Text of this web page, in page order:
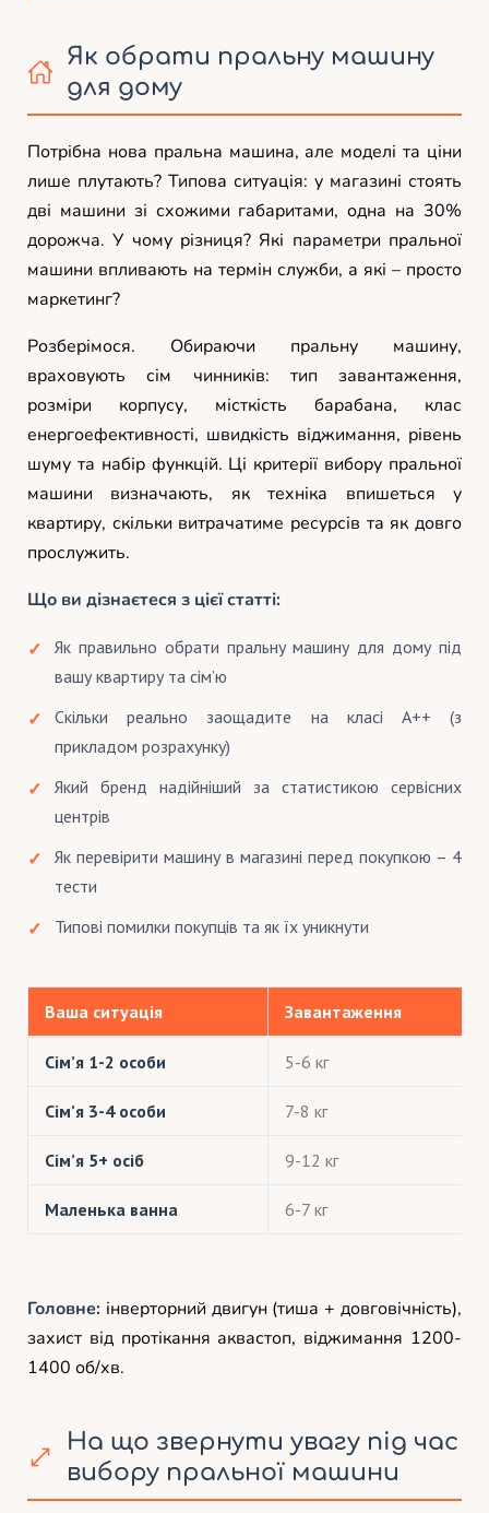
Як обрати пральну машину
для дому
Потрібна нова пральна машина, але моделі та ціни
лише плутають? Типова ситуація: у магазині стоять
дві машини зі схожими габаритами, одна на 30%
дорожча. У чому різниця? Які параметри пральної
машини впливають на термін служби, а які – просто
маркетинг?
Розберімося. Обираючи пральну машину,
враховують сім чинників: тип завантаження,
розміри корпусу, місткість барабана, клас
енергоефективності, швидкість віджимання, рівень
шуму та набір функцій. Ці критерії вибору пральної
машини визначають, як техніка впишеться у
квартиру, скільки витрачатиме ресурсів та як довго
прослужить.
Що ви дізнаєтеся з цієї статті:
Як правильно обрати пральну машину для дому під
вашу квартиру та сім’ю
Скільки реально заощадите на класі A++ (з
прикладом розрахунку)
Який бренд надійніший за статистикою сервісних
центрів
Як перевірити машину в магазині перед покупкою – 4
тести
Типові помилки покупців та як їх уникнути
Ваша ситуація Завантаження
Сім’я 1-2 особи 5-6 кг
Сім’я 3-4 особи 7-8 кг
Сім’я 5+ осіб 9-12 кг
Маленька ванна 6-7 кг
Головне: інверторний двигун (тиша + довговічність),
захист від протікання аквастоп, віджимання 1200-
1400 об/хв.
На що звернути увагу під час
вибору пральної машини